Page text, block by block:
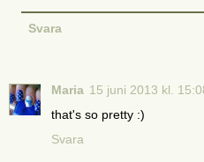
Svara
Maria 15 juni 2013 kl.
that's so pretty :)
Svara